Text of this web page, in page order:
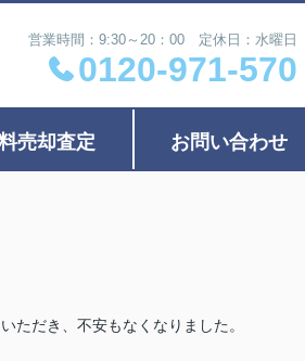
営業時間：9:30～20：00 定休日：水曜日
0120-971-570
売却査定 お問い合わせ
ただき、不安もなくなりました。